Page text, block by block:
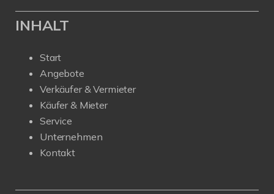
INHALT
Start
Angebote
Verkäufer & Vermieter
Käufer & Mieter
Service
Unternehmen
Kontakt